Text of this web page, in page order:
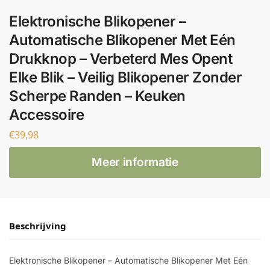
Elektronische Blikopener –
Automatische Blikopener Met Eén
Drukknop – Verbeterd Mes Opent
Elke Blik – Veilig Blikopener Zonder
Scherpe Randen – Keuken
Accessoire
€39,98
Meer informatie
Beschrijving
Elektronische Blikopener – Automatische Blikopener Met Eén